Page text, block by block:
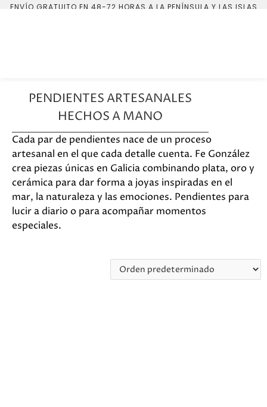
ENVÍO GRATUITO EN 48-72 HORAS A LA PENÍNSULA Y LAS ISLAS
PENDIENTES ARTESANALES
HECHOS A MANO
Cada par de pendientes nace de un proceso
artesanal en el que cada detalle cuenta. Fe González
crea piezas únicas en Galicia combinando plata, oro y
cerámica para dar forma a joyas inspiradas en el
mar, la naturaleza y las emociones. Pendientes para
lucir a diario o para acompañar momentos
especiales.